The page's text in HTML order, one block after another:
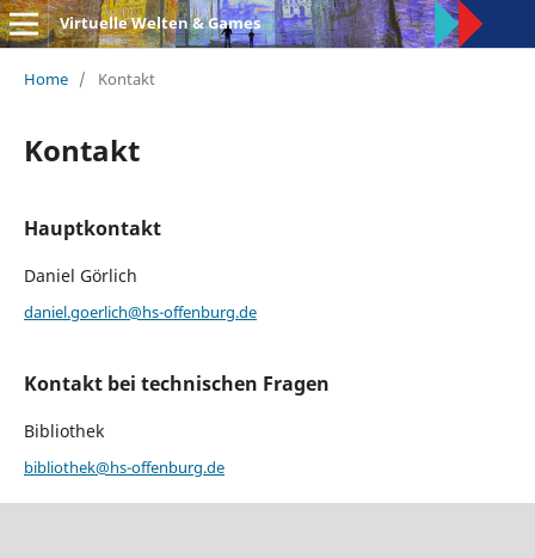
Virtuelle Welten & Games
Home / Kontakt
Kontakt
Hauptkontakt
Daniel Görlich
daniel.goerlich@hs-offenburg.de
Kontakt bei technischen Fragen
Bibliothek
bibliothek@hs-offenburg.de